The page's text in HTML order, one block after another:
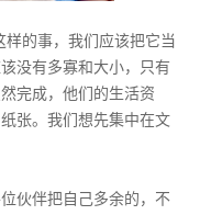
样的事，我们应该把它当
没有多寡和大小，只有
完成，他们的生活资
张。我们想先集中在文
伙伴把自己多余的，不